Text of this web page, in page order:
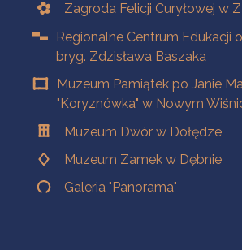
Zagroda Felicji Curyłowej w
Regionalne Centrum Edukacji
bryg. Zdzisława Baszaka
Muzeum Pamiątek po Janie
"Koryznówka" w Nowym
Muzeum Dwór w Dołędze
Muzeum Zamek w Dębnie
Galeria "Panorama"